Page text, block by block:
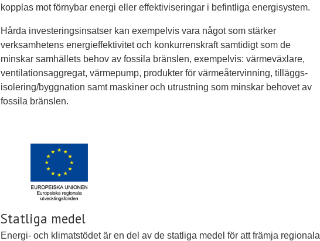
kopplas mot förnybar energi eller effektiviseringar i befintliga energisystem.
Hårda investeringsinsatser kan exempelvis vara något som stärker
verksamhetens energieffektivitet och konkurrenskraft samtidigt som de
minskar samhällets behov av fossila bränslen, exempelvis: värmeväxlare,
ventilationsaggregat, värmepump, produkter för värmeåtervinning, tilläggs-
isolering/byggnation samt maskiner och utrustning som minskar behovet av
fossila bränslen.
Statliga medel
Energi- och klimatstödet är en del av de statliga medel för att främja regionala